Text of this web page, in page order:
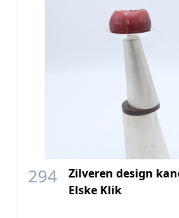
294
Zilveren design
Elske Klik